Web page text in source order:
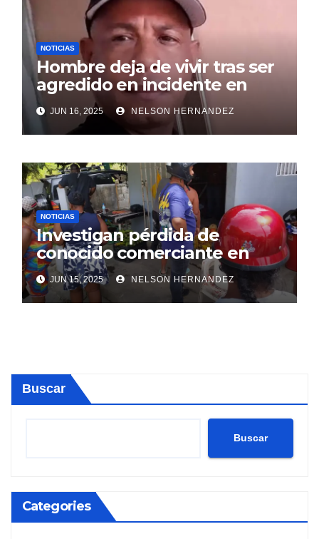
NOTICIAS
Hombre deja de vivir tras ser
agredido en incidente en
SDE
JUN 16, 2025 NELSON HERNANDEZ
NOTICIAS
Investigan pérdida de
conocido comerciante en
Sosúa
JUN 15, 2025 NELSON HERNANDEZ
Buscar
Buscar
Categories